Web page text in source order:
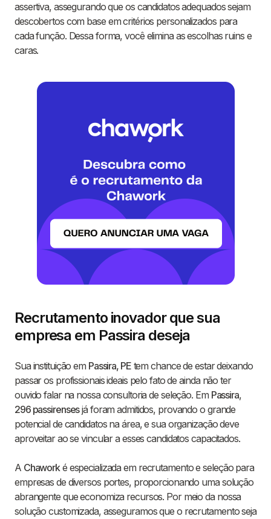
assertiva, assegurando que os candidatos adequados sejam
descobertos com base em critérios personalizados para
cada função. Dessa forma, você elimina as escolhas ruins e
caras.
Recrutamento inovador que sua
empresa em Passira deseja
Sua instituição em Passira, PEtem chance de estar deixando
passar os profissionais ideais pelo fato de ainda não ter
ouvido falar na nossa consultoria de seleção. Em Passira,
296 passirensesjá foram admitidos, provando o grande
potencial de candidatos na área, e sua organização deve
aproveitar ao se vincular a esses candidatos capacitados.
A Chaworké especializada em recrutamento e seleção para
empresas de diversos portes, proporcionando uma solução
abrangente que economiza recursos. Por meio da nossa
solução customizada, asseguramos que o recrutamento seja